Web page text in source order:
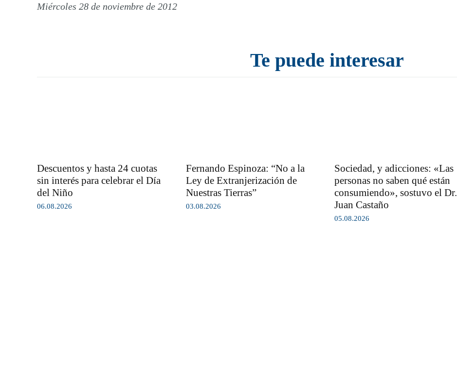
Miércoles 28 de noviembre de 2012
Te puede interesar
Descuentos y hasta 24 cuotas
sin interés para celebrar el Día
del Niño
06.08.2026
Fernando Espinoza: “No a la
Ley de Extranjerización de
Nuestras Tierras”
03.08.2026
Sociedad, y adicciones: «Las
personas no saben qué están
consumiendo», sostuvo el Dr.
Juan Castaño
05.08.2026